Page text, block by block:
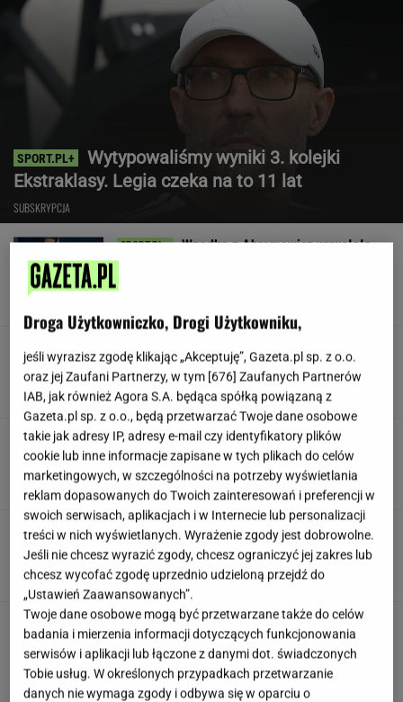
Wytypowaliśmy wyniki 3. kolejki
Ekstraklasy. Legia czeka na to 11 lat
SUBSKRYPCJA
Wpadka z Abramowicz wywołała
szum. U Świątek wydarzyło się coś
Koledzy z branży nie mieli litości dla Kłeczka.
"Odpiął wrotki"
Były szef PIP szuka pracy. Prosi
o radę. "Jakiej domagać się pensji?"
SUBSKRYPCJA
Atak na "rosyjski Amazon". Płonie centrum
logistyczne Wildberries w Jekaterynburgu
Duda ułaskawił Wąsika i
Kamińskiego, jego nie. "Skazał mnie Pan na
karę śmierci"
Droga Użytkowniczko, Drogi Użytkowniku,
jeśli wyrazisz zgodę klikając „Akceptuję”, Gazeta.pl sp. z o.o.
oraz jej Zaufani Partnerzy, w tym [676] Zaufanych Partnerów
IAB, jak również Agora S.A. będąca spółką powiązaną z
Gazeta.pl sp. z o.o., będą przetwarzać Twoje dane osobowe
takie jak adresy IP, adresy e-mail czy identyfikatory plików
cookie lub inne informacje zapisane w tych plikach do celów
marketingowych, w szczególności na potrzeby wyświetlania
reklam dopasowanych do Twoich zainteresowań i preferencji w
swoich serwisach, aplikacjach i w Internecie lub personalizacji
treści w nich wyświetlanych. Wyrażenie zgody jest dobrowolne.
Jeśli nie chcesz wyrazić zgody, chcesz ograniczyć jej zakres lub
chcesz wycofać zgodę uprzednio udzieloną przejdź do
„Ustawień Zaawansowanych”.
Twoje dane osobowe mogą być przetwarzane także do celów
badania i mierzenia informacji dotyczących funkcjonowania
serwisów i aplikacji lub łączone z danymi dot. świadczonych
Tobie usług. W określonych przypadkach przetwarzanie
danych nie wymaga zgody i odbywa się w oparciu o